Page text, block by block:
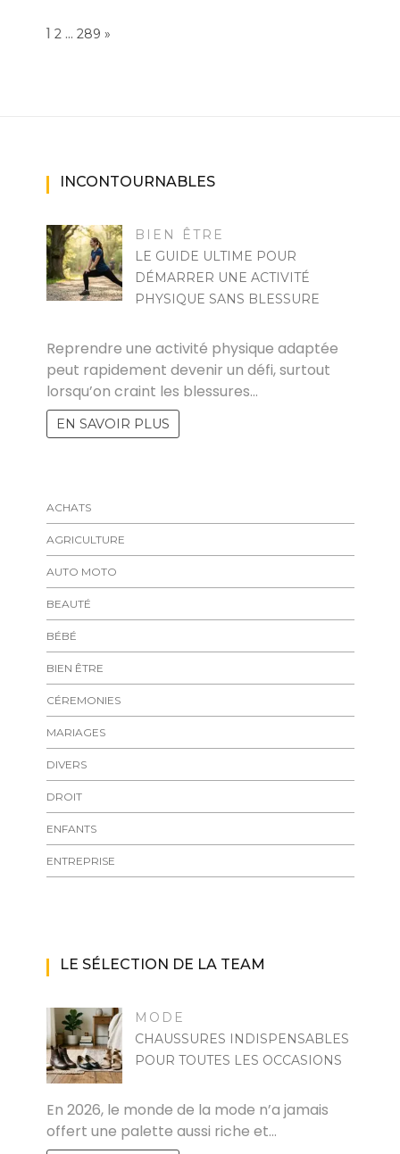
Page:
1 2 … 289 NEXT
»
INCONTOURNABLES
BIEN ÊTRE
LE GUIDE ULTIME POUR
DÉMARRER UNE ACTIVITÉ
PHYSIQUE SANS BLESSURE
Reprendre une activité physique adaptée
peut rapidement devenir un défi, surtout
lorsqu’on craint les blessures…
EN SAVOIR PLUS
ACHATS
AGRICULTURE
AUTO MOTO
BEAUTÉ
BÉBÉ
BIEN ÊTRE
CÉREMONIES
MARIAGES
DIVERS
DROIT
ENFANTS
ENTREPRISE
LE SÉLECTION DE LA TEAM
MODE
CHAUSSURES INDISPENSABLES
POUR TOUTES LES OCCASIONS
En 2026, le monde de la mode n’a jamais
offert une palette aussi riche et…